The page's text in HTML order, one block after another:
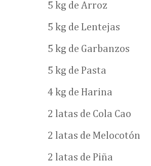
5 kg de Arroz
5 kg de Lentejas
5 kg de Garbanzos
5 kg de Pasta
4 kg de Harina
2 latas de Cola Cao
2 latas de Melocotón
2 latas de Piña